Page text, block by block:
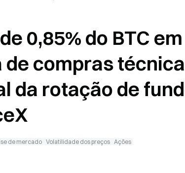
0,85% do BTC
de compras
da rotação de
de mercado Volatilidade dos preços Ações